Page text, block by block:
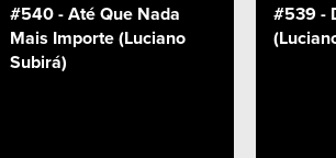
#540 - Até Que Nada
Mais Importe (Luciano
Subirá)
#539 -